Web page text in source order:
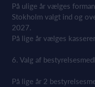
På ulige år vælges
Stokholm valgt ind og
2027.
På lige år vælges
6. Valg af
På lige år 2